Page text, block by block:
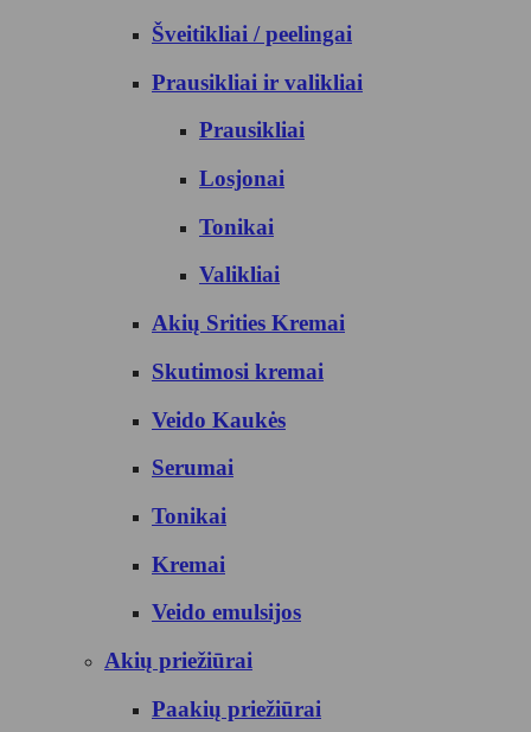
Šveitikliai / peelingai
Prausikliai ir valikliai
Prausikliai
Losjonai
Tonikai
Valikliai
Akių Srities Kremai
Skutimosi kremai
Veido Kaukės
Serumai
Tonikai
Kremai
Veido emulsijos
Akių priežiūrai
Paakių priežiūrai